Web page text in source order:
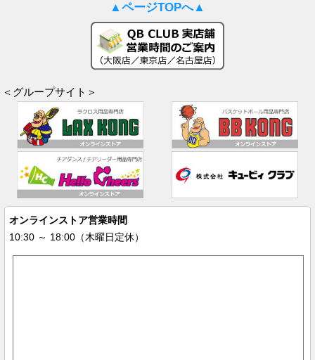
▲ページTOPへ▲
＜グループサイト＞
オンラインストア営業時間
10:30 ～ 18:00（木曜日定休）